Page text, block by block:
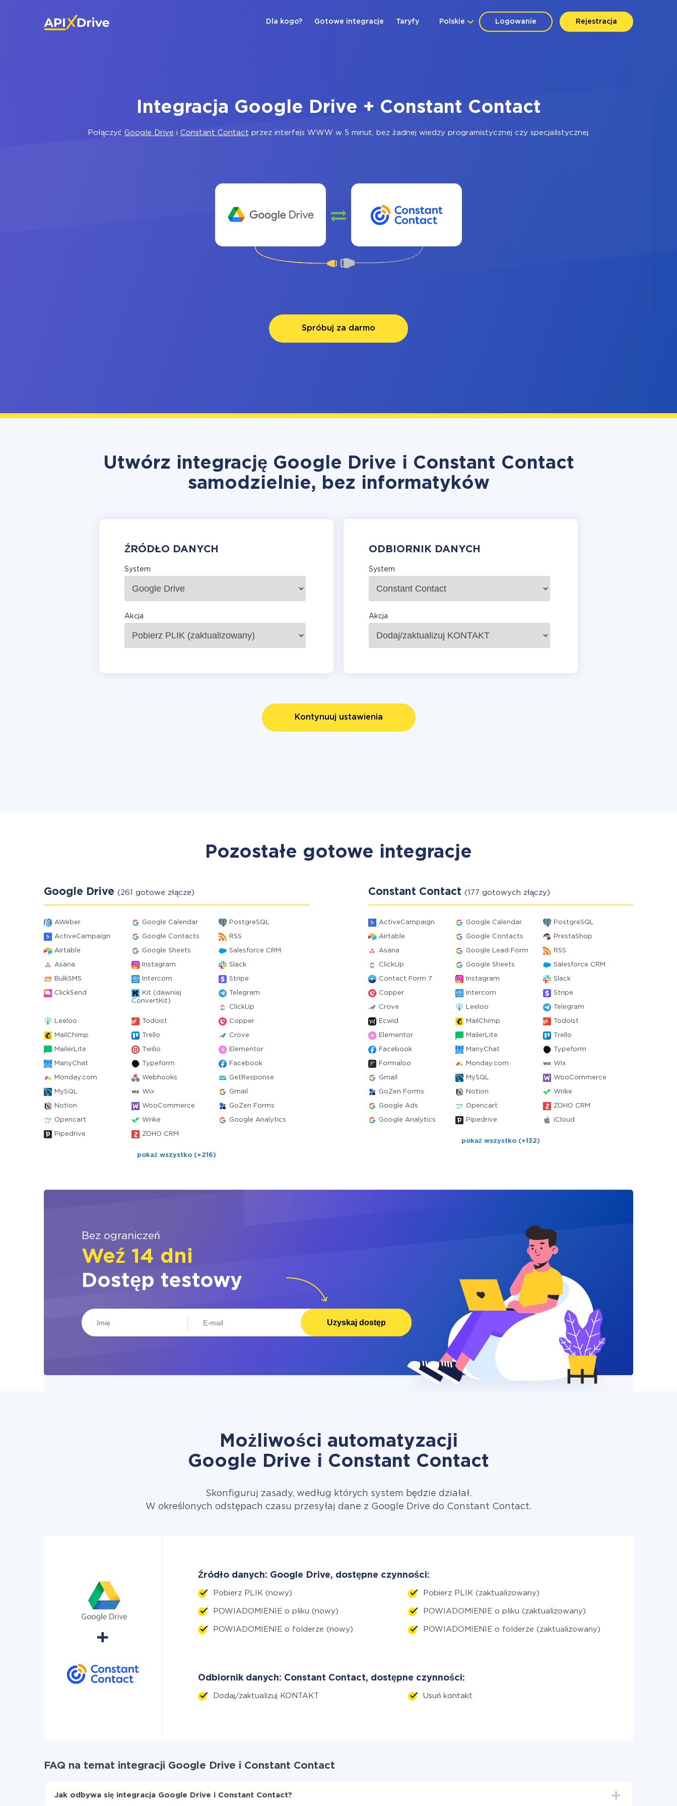
Logowanie Rejestracja
Polskie
Dla kogo? Gotowe integracje Taryfy
Integracja Google Drive + Constant Contact
Połączyć Google Drive i Constant Contact przez interfejs WWW w 5 minut, bez żadnej wiedzy programistycznej czy specjalistycznej.
Spróbuj za darmo
Utwórz integrację Google Drive i Constant Contact
samodzielnie, bez informatyków
ŹRÓDŁO DANYCH
System
Akcja
ODBIORNIK DANYCH
System
Akcja
Kontynuuj ustawienia
Pozostałe gotowe integracje
Google Drive (261 gotowe złącze)
AWeber Google Calendar PostgreSQL
ActiveCampaign Google Contacts RSS
Airtable Google Sheets Salesforce CRM
Asana Instagram Slack
BulkSMS Intercom Stripe
ClickSend
Kit (dawniej
ConvertKit)
Telegram
ClickUp
Leeloo Todoist Copper
MailChimp Trello Crove
MailerLite Twilio Elementor
ManyChat Typeform Facebook
Monday.com Webhooks GetResponse
MySQL Wix Gmail
Notion WooCommerce GoZen Forms
Opencart Wrike Google Analytics
Pipedrive ZOHO CRM
pokaż wszystko (+216)
Constant Contact (177 gotowych złączy)
ActiveCampaign Google Calendar PostgreSQL
Airtable Google Contacts PrestaShop
Asana Google Lead Form RSS
ClickUp Google Sheets Salesforce CRM
Contact Form 7 Instagram Slack
Copper Intercom Stripe
Crove Leeloo Telegram
Ecwid MailChimp Todoist
Elementor MailerLite Trello
Facebook ManyChat Typeform
Formaloo Monday.com Wix
Gmail MySQL WooCommerce
GoZen Forms Notion Wrike
Google Ads Opencart ZOHO CRM
Google Analytics Pipedrive iCloud
pokaż wszystko (+132)
Bez ograniczeń
Weź 14 dni
Dostęp testowy
Uzyskaj dostęp
Możliwości automatyzacji
Google Drive i Constant Contact
Skonfiguruj zasady, według których system będzie działał.
W określonych odstępach czasu przesyłaj dane z Google Drive do Constant Contact.
Źródło danych: Google Drive, dostępne czynności:
Pobierz PLIK (nowy) Pobierz PLIK (zaktualizowany)
POWIADOMIENIE o pliku (nowy) POWIADOMIENIE o pliku (zaktualizowany)
POWIADOMIENIE o folderze (nowy) POWIADOMIENIE o folderze (zaktualizowany)
Odbiornik danych: Constant Contact, dostępne czynności:
Dodaj/zaktualizuj KONTAKT Usuń kontakt
FAQ na temat integracji Google Drive i Constant Contact
Jak odbywa się integracja Google Drive i Constant Contact?